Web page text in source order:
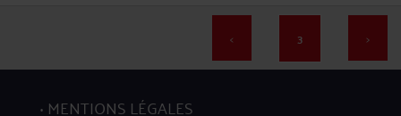
< 3 >
MENTIONS LÉGALES